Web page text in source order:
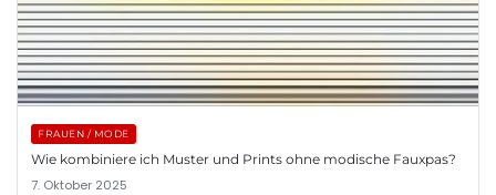
FRAUEN / MODE
Wie kombiniere ich Muster und Prints ohne modische Fauxpas?
7. Oktober 2025